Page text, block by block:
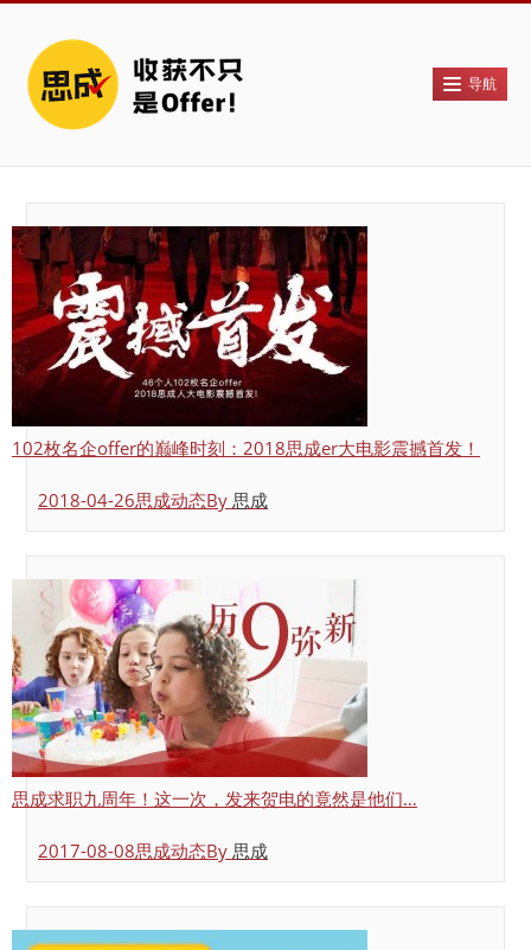
导航
思成人战绩!
VIP服务
导师团队
102枚名企offer的巅峰时刻：2018思成er大电影震撼首发！
2018-04-26思成动态By 思成
思成求职九周年！这一次，发来贺电的竟然是他们…
2017-08-08思成动态By 思成